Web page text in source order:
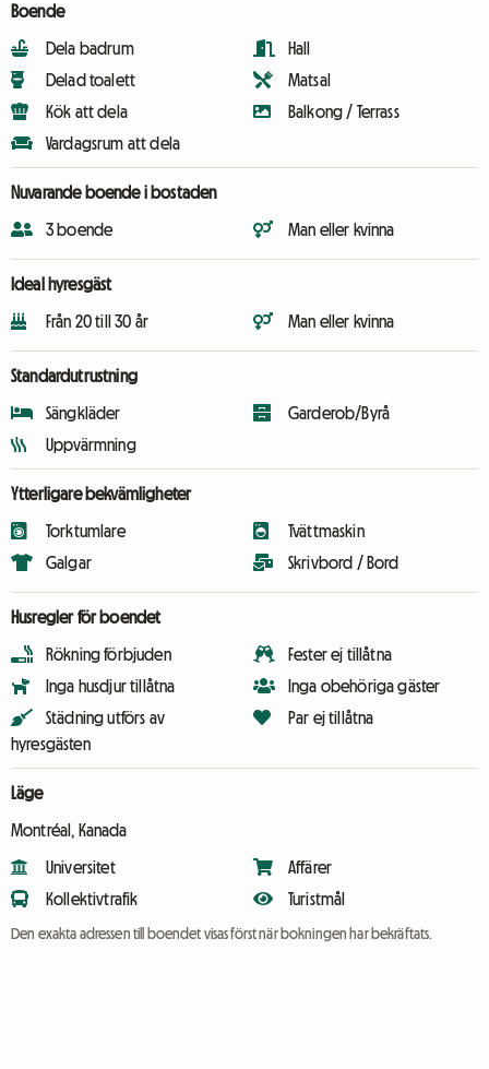
Boende
Dela badrum
Delad toalett
Kök att dela
Vardagsrum att dela
Hall
Matsal
Balkong / Terrass
Nuvarande boende i bostaden
3 boende Man eller kvinna
Ideal hyresgäst
Från 20 till 30 år Man eller kvinna
Standardutrustning
Sängkläder
Uppvärmning
Garderob/Byrå
Ytterligare bekvämligheter
Torktumlare
Galgar
Tvättmaskin
Skrivbord / Bord
Husregler för boendet
Rökning förbjuden
Inga husdjur tillåtna
Städning utförs av
hyresgästen
Fester ej tillåtna
Inga obehöriga gäster
Par ej tillåtna
Läge
Montréal, Kanada
Universitet
Kollektivtrafik
Affärer
Turistmål
Den exakta adressen till boendet visas först när bokningen har bekräftats.